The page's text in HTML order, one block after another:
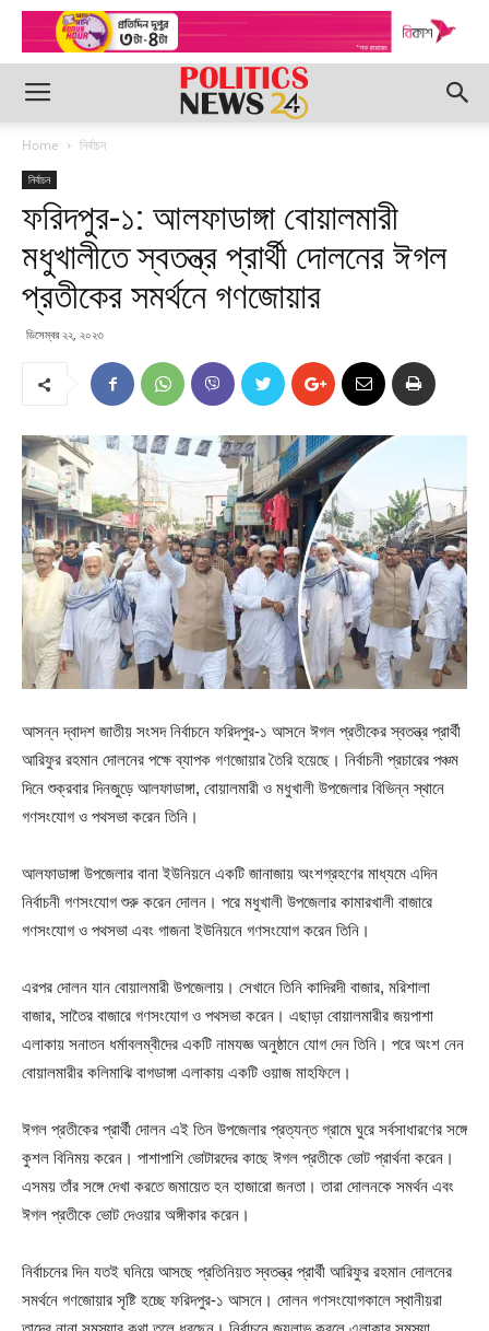
Home নির্বাচন
নির্বাচন
ফরিদপুর-১: আলফাডাঙ্গা বোয়ালমারী
মধুখালীতে স্বতন্ত্র প্রার্থী দোলনের ঈগল
প্রতীকের সমর্থনে গণজোয়ার
ডিসেম্বর ২২, ২০২৩
আসন্ন দ্বাদশ জাতীয় সংসদ নির্বাচনে ফরিদপুর-১ আসনে ঈগল প্রতীকের স্বতন্ত্র প্রার্থী
আরিফুর রহমান দোলনের পক্ষে ব্যাপক গণজোয়ার তৈরি হয়েছে। নির্বাচনী প্রচারের পঞ্চম
দিনে শুক্রবার দিনজুড়ে আলফাডাঙ্গা, বোয়ালমারী ও মধুখালী উপজেলার বিভিন্ন স্থানে
গণসংযোগ ও পথসভা করেন তিনি।
আলফাডাঙ্গা উপজেলার বানা ইউনিয়নে একটি জানাজায় অংশগ্রহণের মাধ্যমে এদিন
নির্বাচনী গণসংযোগ শুরু করেন দোলন। পরে মধুখালী উপজেলার কামারখালী বাজারে
গণসংযোগ ও পথসভা এবং গাজনা ইউনিয়নে গণসংযোগ করেন তিনি।
এরপর দোলন যান বোয়ালমারী উপজেলায়। সেখানে তিনি কাদিরদী বাজার, মরিশালা
বাজার, সাতৈর বাজারে গণসংযোগ ও পথসভা করেন। এছাড়া বোয়ালমারীর জয়পাশা
এলাকায় সনাতন ধর্মাবলম্বীদের একটি নামযজ্ঞ অনুষ্ঠানে যোগ দেন তিনি। পরে অংশ নেন
বোয়ালমারীর কলিমাঝি বাগডাঙ্গা এলাকায় একটি ওয়াজ মাহফিলে।
ঈগল প্রতীকের প্রার্থী দোলন এই তিন উপজেলার প্রত্যন্ত গ্রামে ঘুরে সর্বসাধারণের সঙ্গে
কুশল বিনিময় করেন। পাশাপাশি ভোটারদের কাছে ঈগল প্রতীকে ভোট প্রার্থনা করেন।
এসময় তাঁর সঙ্গে দেখা করতে জমায়েত হন হাজারো জনতা। তারা দোলনকে সমর্থন এবং
ঈগল প্রতীকে ভোট দেওয়ার অঙ্গীকার করেন।
নির্বাচনের দিন যতই ঘনিয়ে আসছে প্রতিনিয়ত স্বতন্ত্র প্রার্থী আরিফুর রহমান দোলনের
সমর্থনে গণজোয়ার সৃষ্টি হচ্ছে ফরিদপুর-১ আসনে। দোলন গণসংযোগকালে স্থানীয়রা